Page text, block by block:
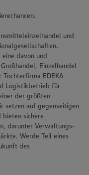
und
eine davon und
Einzelhandel
EDEKA
Logistikbetrieb für
der größten
setzen auf gegenseitigen
sichere
darunter Verwaltungs-
Werde Teil eines
des